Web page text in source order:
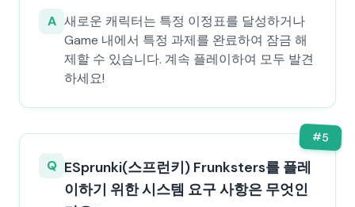
A 새로운 캐릭터는 특정 이정표를 달성하거나
Game 내에서 특정 과제를 완료하여 잠금 해
제할 수 있습니다. 계속 플레이하여 모두 발견
하세요!
#5
Q ESprunki(스프런키) Frunksters를 플레
이하기 위한 시스템 요구 사항은 무엇인